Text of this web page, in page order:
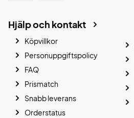
Hjälp och kontakt
Köpvillkor
Personuppgiftspolicy
FAQ
Prismatch
Snabb leverans
Orderstatus